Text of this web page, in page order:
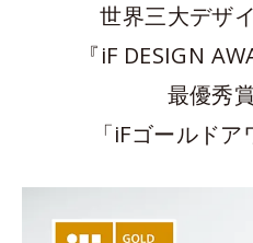
世界三大デザ
『iF DESIGN
最優秀
「iFゴールド